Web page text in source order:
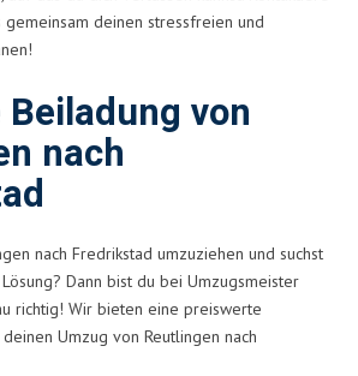
gemeinsam deinen stressfreien und
von
nach
nach Fredrikstad umzuziehen und suchst
Dann bist du bei Umzugsmeister
richtig! Wir bieten eine preiswerte
Umzug von Reutlingen nach